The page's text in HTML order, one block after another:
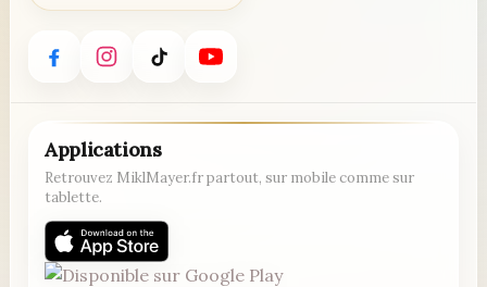
Applications
Retrouvez MiklMayer.fr partout, sur mobile comme sur
tablette.